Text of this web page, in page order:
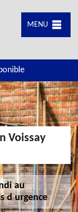
MENU
Voissay
au
d urgence